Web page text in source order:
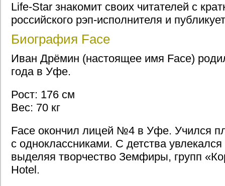
Life-Star знакомит своих читателей с
российского рэп-исполнителя и
Биография Face
Иван Дрёмин (настоящее имя Face)
года в Уфе.
Рост: 176 см
Вес: 70 кг
Face окончил лицей №4 в Уфе. Учился
с одноклассниками. С детства
выделяя творчество Земфиры, групп
Hotel.